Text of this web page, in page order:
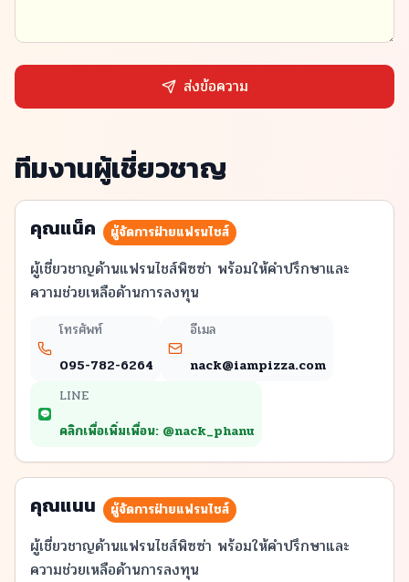
ส่งข้อความ
ทีมงานผู้เชี่ยวชาญ
คุณแน็ค ผู้จัดการฝ่ายแฟรนไชส์
ผู้เชี่ยวชาญด้านแฟรนไชส์พิซซ่า พร้อมให้คำปรึกษาและ
ความช่วยเหลือด้านการลงทุน
โทรศัพท์
095-782-6264
อีเมล
nack@iampizza.com
LINE
LINE
คลิกเพื่อเพิ่มเพื่อน: @nack_phanu
คุณแนน ผู้จัดการฝ่ายแฟรนไชส์
ผู้เชี่ยวชาญด้านแฟรนไชส์พิซซ่า พร้อมให้คำปรึกษาและ
ความช่วยเหลือด้านการลงทุน